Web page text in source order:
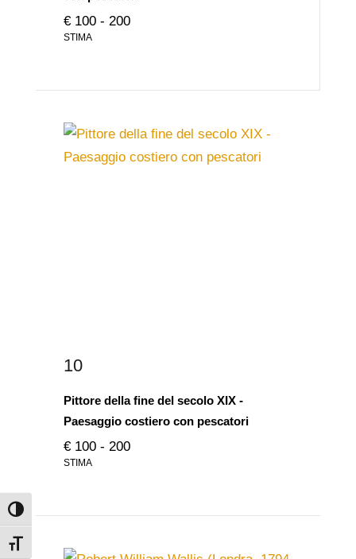
Attiva/disattiva alto contrasto
Attiva/disattiva dimensione testo
€ 100 - 200
STIMA
10
Pittore della fine del secolo XIX -
Paesaggio costiero con pescatori
€ 100 - 200
STIMA